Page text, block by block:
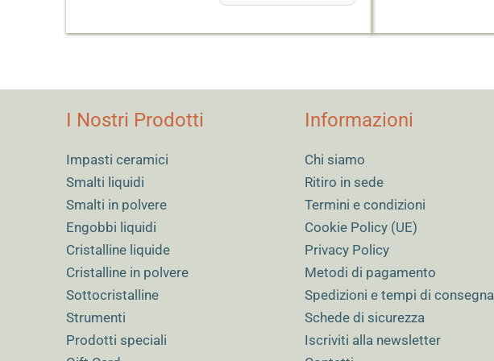
I Nostri Prodotti
Impasti ceramici
Smalti liquidi
Smalti in polvere
Engobbi liquidi
Cristalline liquide
Cristalline in polvere
Sottocristalline
Strumenti
Prodotti speciali
Informazioni
Chi siamo
Ritiro in sede
Termini e condizioni
Cookie Policy (UE)
Privacy Policy
Metodi di pagamento
Spedizioni e tempi di consegna
Schede di sicurezza
Iscriviti alla newsletter